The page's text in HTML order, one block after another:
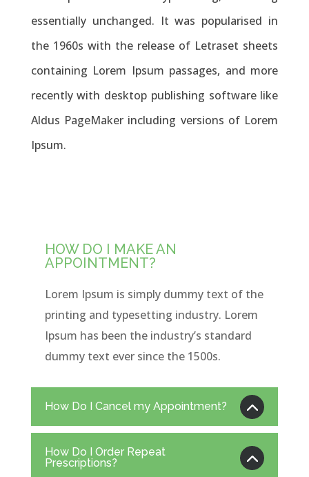
essentially unchanged. It was popularised in
the 1960s with the release of Letraset sheets
containing Lorem Ipsum passages, and more
recently with desktop publishing software like
Aldus PageMaker including versions of Lorem
Ipsum.
HOW DO I MAKE AN
APPOINTMENT?
Lorem Ipsum is simply dummy text of the
printing and typesetting industry. Lorem
Ipsum has been the industry’s standard
dummy text ever since the 1500s.
How Do I Cancel my Appointment?
How Do I Order Repeat
Prescriptions?